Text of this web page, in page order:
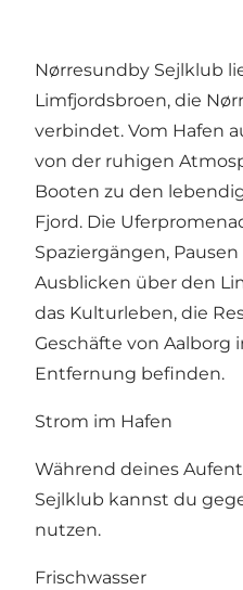
Nørresundby Sejlklub
Limfjordsbroen, die
verbindet. Vom Hafen
von der ruhigen
Booten zu den
Fjord. Die
Spaziergängen,
Ausblicken über den
das Kulturleben, die
Geschäfte von Aalborg
Entfernung befinden.
Strom im Hafen
Während deines
Sejlklub kannst du
nutzen.
Frischwasser